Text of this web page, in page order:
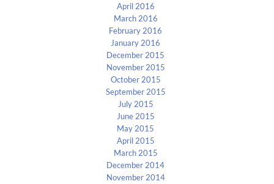
April 2016
March 2016
February 2016
January 2016
December 2015
November 2015
October 2015
September 2015
July 2015
June 2015
May 2015
April 2015
March 2015
December 2014
November 2014